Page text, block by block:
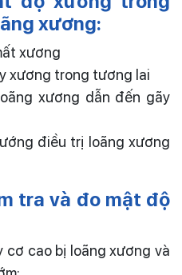
xương:
xương
xương trong tương lai
xương dẫn đến gãy
điều trị loãng xương
tra và đo mật độ
cao bị loãng xương và